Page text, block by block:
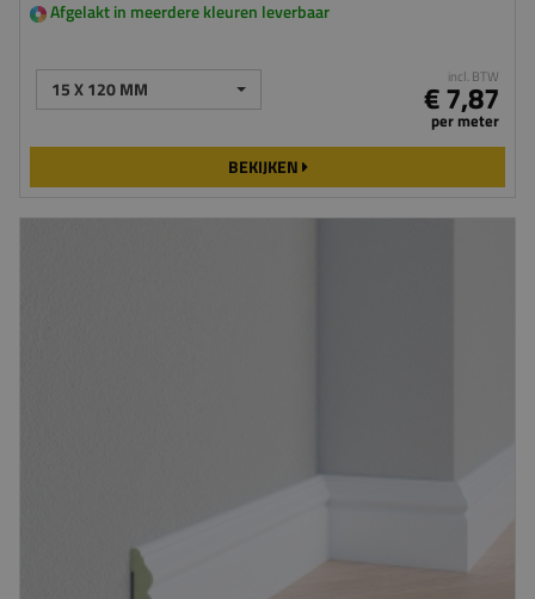
Afgelakt in meerdere kleuren leverbaar
15 X 120 MM incl. BTW
€ 7,87
per meter
BEKIJKEN